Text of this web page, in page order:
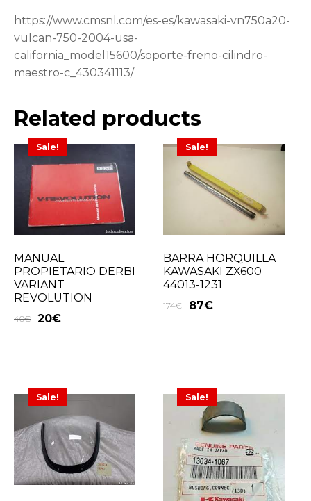
https://www.cmsnl.com/es-es/kawasaki-vn750a20-
vulcan-750-2004-usa-
california_model15600/soporte-freno-cilindro-
maestro-c_430341113/
Related products
Sale!
MANUAL
PROPIETARIO DERBI
VARIANT
REVOLUTION
40€ 20€
Sale!
BARRA HORQUILLA
KAWASAKI ZX600
44013-1231
174€ 87€
Sale! Sale!